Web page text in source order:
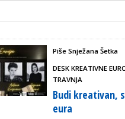
Piše Snježana Šetka
DESK KREATIVNE
TRAVNJA
Budi kreativan,
eura